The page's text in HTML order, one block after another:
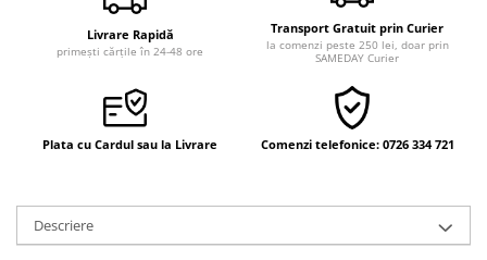
Seria Masaru Emoto
Inspiraţie divină
Vindecare spirituală
Viaţa de după moarte
Supă de pui pentru suflet
Yoga
Livrare Rapidă
primești cărțile în 24-48 ore
Transport Gratuit prin Curier
la comenzi peste 250 lei, doar prin
SAMEDAY Curier
Plata cu Cardul sau la Livrare Comenzi telefonice: 0726 334 721
Descriere